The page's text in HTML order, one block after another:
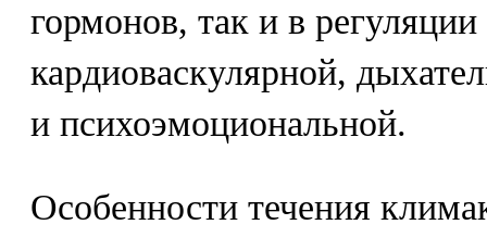
гормонов, так и в
кардиоваскулярной,
и психоэмоциональной.
Особенности течения